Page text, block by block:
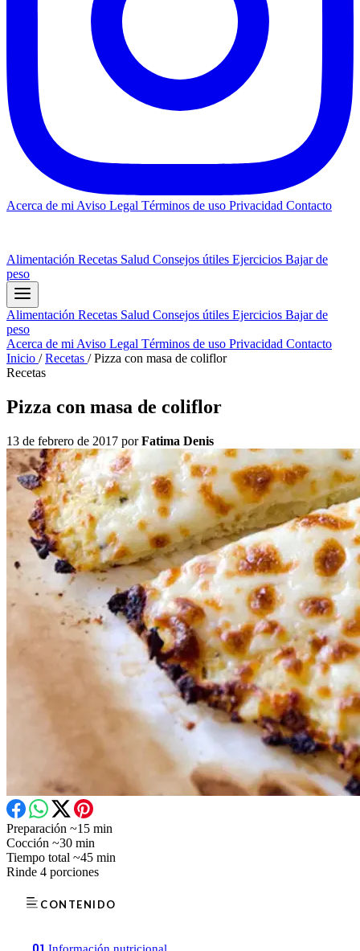
Acerca de mi Aviso Legal Términos de uso Privacidad Contacto
Alimentación Recetas Salud Consejos útiles Ejercicios Bajar de
peso
Alimentación Recetas Salud Consejos útiles Ejercicios Bajar de
peso
Acerca de mi Aviso Legal Términos de uso Privacidad Contacto
Inicio / Recetas / Pizza con masa de coliflor
Recetas
Pizza con masa de coliflor
13 de febrero de 2017 porFatima Denis
Preparación ~15 min
Cocción ~30 min
Tiempo total ~45 min
Rinde 4 porciones
CONTENIDO